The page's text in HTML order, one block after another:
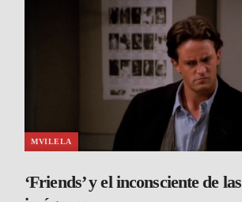
MVILELA
‘Friends’ y el inconsciente de las